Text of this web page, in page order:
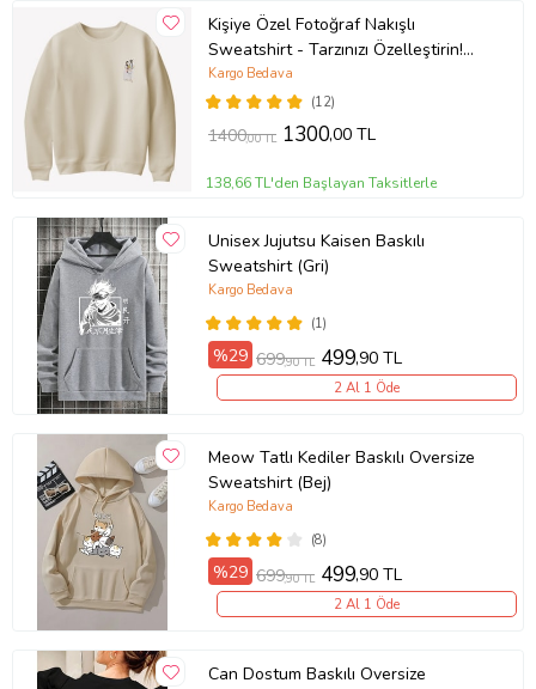
Kişiye Özel Fotoğraf Nakışlı
Sweatshirt - Tarzınızı Özelleştirin!
(Krem)
(12)
Kargo Bedava
1400,00 TL 1300,00 TL
138,66 TL'den Başlayan Taksitlerle
Unisex Jujutsu Kaisen Baskılı
Sweatshirt (Gri)
(1)
Kargo Bedava
%29 699,90 TL 499,90 TL
2 Al 1 Öde
Meow Tatlı Kediler Baskılı Oversize
Sweatshirt (Bej)
(8)
Kargo Bedava
%29 699,90 TL 499,90 TL
2 Al 1 Öde
Can Dostum Baskılı Oversize